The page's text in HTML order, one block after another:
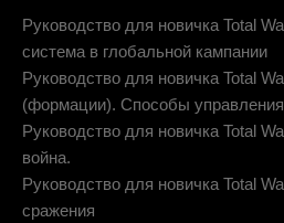
Руководство для новичка Total
система в глобальной кампании
Руководство для новичка Total
(формации). Способы
Руководство для новичка Total
война.
Руководство для новичка Total
сражения